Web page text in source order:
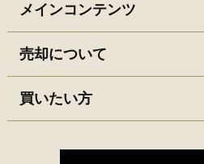
メインコンテンツ
売却について
買いたい方